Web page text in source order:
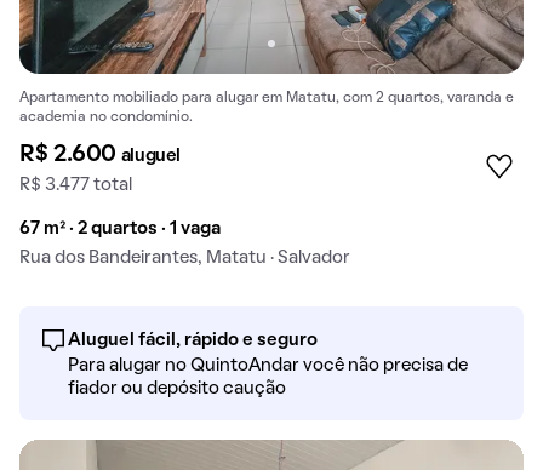
Apartamento mobiliado para alugar em Matatu, com 2 quartos, varanda e
academia no condomínio.
R$ 2.600 aluguel
R$ 3.477 total
67 m² · 2 quartos · 1 vaga
Rua dos Bandeirantes, Matatu · Salvador
Aluguel fácil, rápido e seguro
Para alugar no QuintoAndar você não precisa de
fiador ou depósito caução